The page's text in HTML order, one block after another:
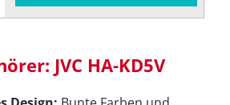
JVC HA-KD5V